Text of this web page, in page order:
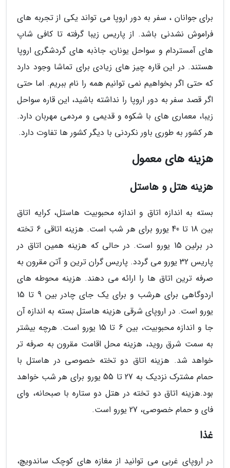
برای جوانان ، سفر به دور اروپا می تواند یکی از تجربه های
فراموش نشدنی باشد. از پاریس زیبا گرفته تا کافی شاپ
های آمستردام و سواحل یونان، جاذبه های گردشگری اروپا
هستند. در این قاره چیز های زیادی برای تماشا وجود دارد
که حتی اگر بخواهیم نمی توانیم همه را نام ببریم. اما حتی
اگر قصد سفر به دور اروپا را نداشته باشید، این قاره سواحل
زیبا، معماری های با شکوه و قدیمی و مردمی مهربان دارد.
هر کشور به طوری باور نکردنی با دیگر کشور ها تفاوت دارد.
هزینه های معمول
هزینه هتل و هاستل
بسته به اندازه اتاق و اندازه محبوبیت هاستل، کرایه اتاق
بین 18 تا 40 یورو برای هر شب است. هزینه اتاقی 6 تخته
در برلین 15 یورو است. در حالی که هزینه همین اتاق در
پاریس 32 یورو می گردد. پاریس گران ترین و آتن مقرون به
صرفه ترین اتاق ها را ارائه می دهند. هزینه محوطه های
اردوگاهی برای هرشب و برای یک جای چادر بین 9 تا 15
یورو است. در اروپای شرقی هزینه هاستل بسته به اندازه آن
جا و اندازه محبوبیت، بین 6 تا 15 یورو است. هرچه بیشتر
به سمت شرق روید، هزینه محل اقامت مقرون به صرفه تر
خواهد شد. هزینه اتاق دو تخته خصوصی در هاستل با
حمام مشترک نزدیک به 27 تا 55 یورو برای هر شب خواهد
بود.هزینه اتاق دو تخته در هتل دو ستاره با صبحانه، وای
فای و حمام خصوصی، 27 یورو است.
غذا
در اروپای غربی می توانید از مغازه های کوچک ساندویچ،